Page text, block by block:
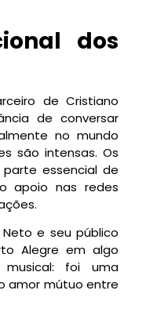
dos
de Cristiano
de conversar
no mundo
são intensas. Os
essencial de
apoio nas redes
e seu público
Alegre em algo
foi uma
amor mútuo entre